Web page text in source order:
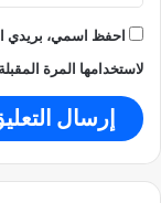
احفظ اسمي، بريدي
لاستخدامها المرة